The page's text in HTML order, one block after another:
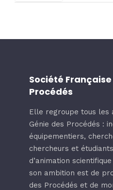
Société
Procédés
Elle regroupe tous les
Génie des Procédés :
équipementiers,
chercheurs et
d’animation
son ambition est de
des Procédés et de